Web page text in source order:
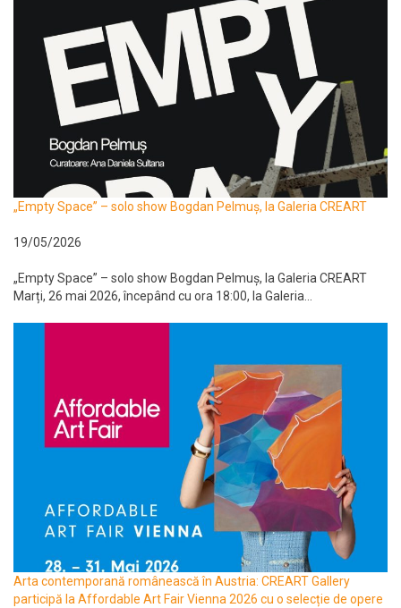
„Empty Space” – solo show Bogdan Pelmuș, la Galeria CREART
19/05/2026
„Empty Space” – solo show Bogdan Pelmuș, la Galeria CREART
Marți, 26 mai 2026, începând cu ora 18:00, la Galeria...
Arta contemporană românească în Austria: CREART Gallery
participă la Affordable Art Fair Vienna 2026 cu o selecție de opere